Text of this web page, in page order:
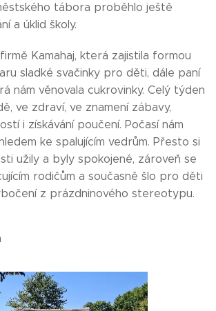
tábora proběhlo ještě
a úklid školy.
Kamahaj, která zajistila formou
sladké svačinky pro děti, dále paní
nám věnovala cukrovinky. Celý týden
ve zdraví, ve znamení zábavy,
i získávání poučení. Počasí nám
ke spalujícím vedrům. Přesto si
užily a byly spokojené, zároveň se
rodičům a současně šlo pro děti
z prázdninového stereotypu.